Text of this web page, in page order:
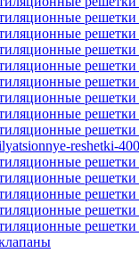
reshetki-